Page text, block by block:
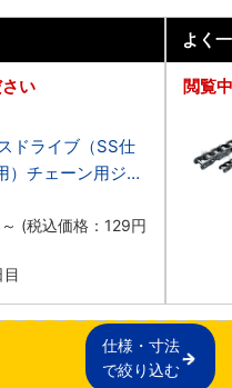
い
ドライブ（SS仕
）チェーン用ジョ
～ (税込価格： 129円
よく
閲覧
仕様・寸法
で絞り込む